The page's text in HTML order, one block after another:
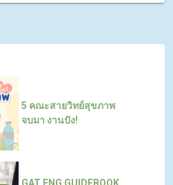
5 คณะสายวิทย์สุขภาพ
จบมา งานปัง!